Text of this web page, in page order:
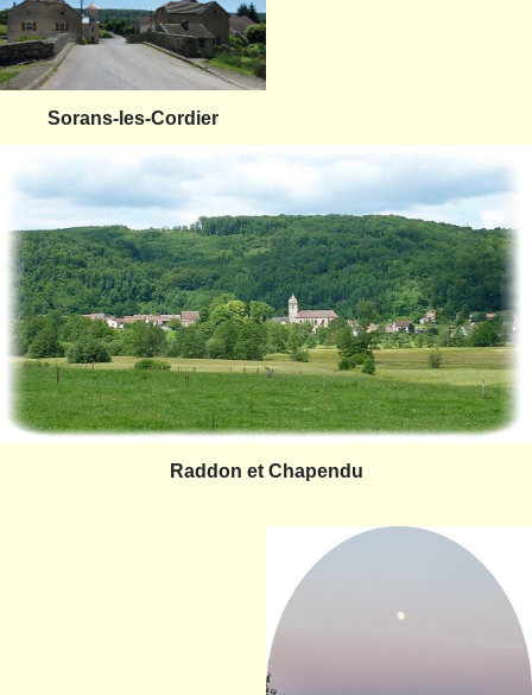
Sorans-les-Cordier
Raddon et Chapendu